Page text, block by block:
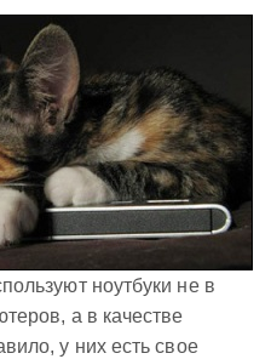
ноутбуки не в
а в качестве
у них есть свое